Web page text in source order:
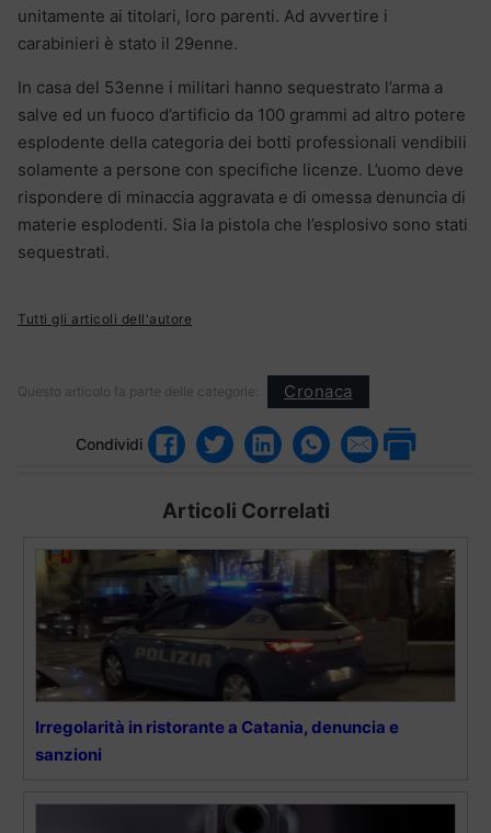
unitamente ai titolari, loro parenti. Ad avvertire i
carabinieri è stato il 29enne.
In casa del 53enne i militari hanno sequestrato l’arma a
salve ed un fuoco d’artificio da 100 grammi ad altro potere
esplodente della categoria dei botti professionali vendibili
solamente a persone con specifiche licenze. L’uomo deve
rispondere di minaccia aggravata e di omessa denuncia di
materie esplodenti. Sia la pistola che l’esplosivo sono stati
sequestrati.
Tutti gli articoli dell'autore
Questo articolo fa parte delle categorie: Cronaca
Condividi
Articoli Correlati
Irregolarità in ristorante a Catania, denuncia e
sanzioni